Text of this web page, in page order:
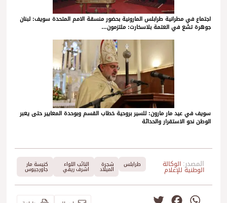
اجتماع في مطرانية طرابلس المارونية بحضور منسقة الامم المتحدة سويف: لبنان
جوهرة تشع في العتمة بلاسخارت: ملتزمون…
سويف في عيد مار مارون: للسير بروحية خطاب القسم وبوحدة المعايير حتى يعبر
الوطن نحو الاستقرار والحداثة
المصدر: الوكالة
الوطنية للإعلام
طرابلس شجرة
الميلاد
النائب اللواء
اشرف ريفي
كنيسة مار
جاورجيوس